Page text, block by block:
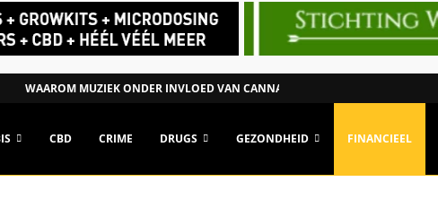
WAAROM MUZIEK ONDER INVLOED VAN CANNABIS ANDERS KAN...
CBD CRIME DRUGS GEZONDHEID FINANCIEEL